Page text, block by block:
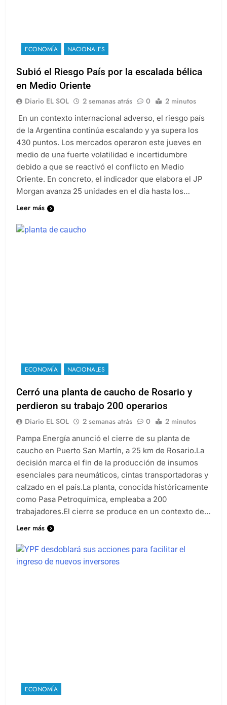
ECONOMÍA NACIONALES
Subió el Riesgo País por la escalada bélica
en Medio Oriente
Diario EL SOL 2 semanas atrás 0 2 minutos
En un contexto internacional adverso, el riesgo país
de la Argentina continúa escalando y ya supera los
430 puntos. Los mercados operaron este jueves en
medio de una fuerte volatilidad e incertidumbre
debido a que se reactivó el conflicto en Medio
Oriente. En concreto, el indicador que elabora el JP
Morgan avanza 25 unidades en el día hasta los…
Leer más
ECONOMÍA NACIONALES
Cerró una planta de caucho de Rosario y
perdieron su trabajo 200 operarios
Diario EL SOL 2 semanas atrás 0 2 minutos
Pampa Energía anunció el cierre de su planta de
caucho en Puerto San Martín, a 25 km de Rosario.La
decisión marca el fin de la producción de insumos
esenciales para neumáticos, cintas transportadoras y
calzado en el país.La planta, conocida históricamente
como Pasa Petroquímica, empleaba a 200
trabajadores.El cierre se produce en un contexto de…
Leer más
ECONOMÍA